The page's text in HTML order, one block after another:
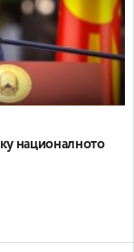
националното